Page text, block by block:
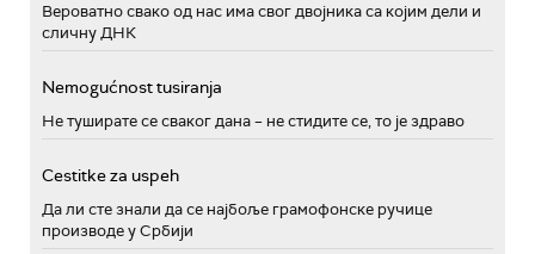
Вероватно свако од нас има свог двојника са којим дели и
сличну ДНК
Nemogućnost tusiranja
Не туширате се сваког дана – не стидите се, то је здраво
Cestitke za uspeh
Да ли сте знали да се најбоље грамофонске ручице
производе у Србији